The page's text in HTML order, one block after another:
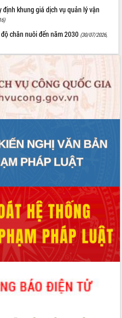
khung giá dịch vụ quản lý vận
chăn nuôi đến năm 2030 (30/07/2026,